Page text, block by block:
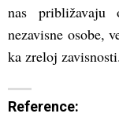
nas
nezavisne osobe,
ka zreloj zavisnosti.
Reference: